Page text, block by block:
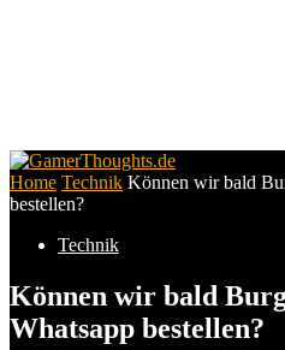
Home Technik Können wir bald
bestellen?
Technik
Können wir bald
Whatsapp bestellen?